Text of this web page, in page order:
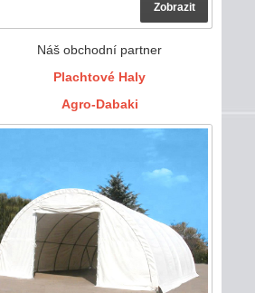
Zobrazit
Náš obchodní partner
Plachtové Haly
Agro-Dabaki